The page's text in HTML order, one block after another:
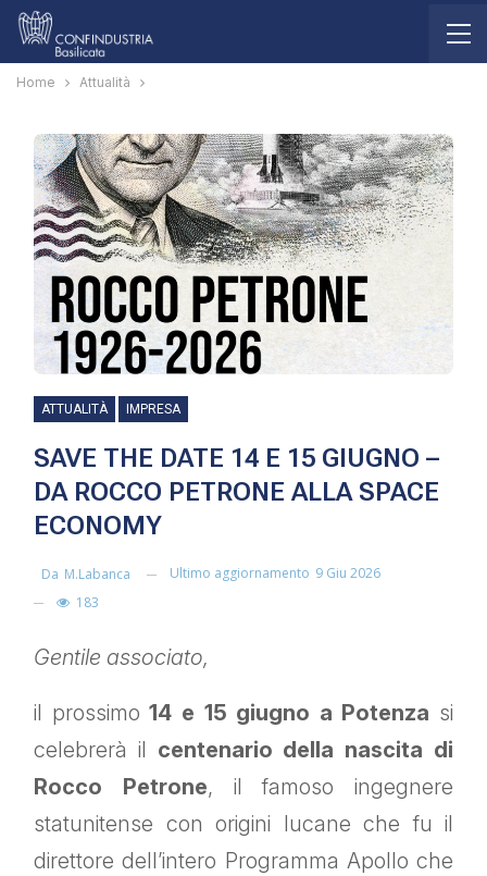
Home Attualità
ATTUALITÀ IMPRESA
SAVE THE DATE 14 E 15 GIUGNO –
DA ROCCO PETRONE ALLA SPACE
ECONOMY
Da M.labanca Ultimo aggiornamento 9 Giu 2026
183
Gentile associato,
il prossimo14 e 15 giugno a Potenza si
celebrerà il centenario della nascita di
Rocco Petrone, il famoso ingegnere
statunitense con origini lucane che fu il
direttore dell’intero Programma Apollo che